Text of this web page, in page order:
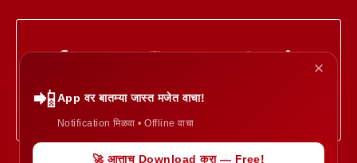
✕
📲App वर बातम्या जास्त मजेत वाचा!
Notification मिळवा • Offline वाचा
🚀 आत्ताच Download करा — Free!